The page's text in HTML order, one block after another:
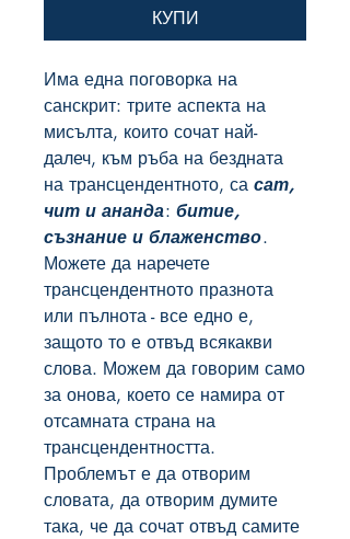
КУПИ
Има една поговорка на
санскрит: трите аспекта на
мисълта, които сочат най-
далеч, към ръба на бездната
на трансцендентното, са сат,
чит и ананда: битие,
съзнание и блаженство.
Можете да наречете
трансцендентното празнота
или пълнота - все едно е,
защото то е отвъд всякакви
слова. Можем да говорим само
за онова, което се намира от
отсамната страна на
трансцендентността.
Проблемът е да отворим
словата, да отворим думите
така, че да сочат отвъд самите